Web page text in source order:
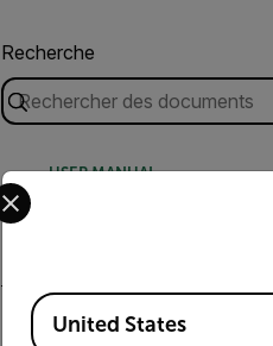
Recherche
USER MANUAL
Manuel d’utilisation de
DATASHEET
Select your preferred country
Available Locations
United States